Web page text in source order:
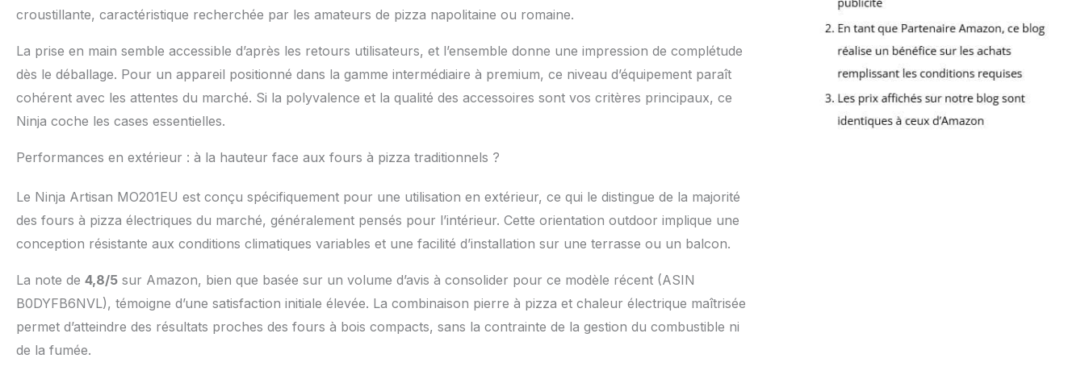
croustillante, caractéristique recherchée par les amateurs de pizza napolitaine ou romaine.
La prise en main semble accessible d’après les retours utilisateurs, et l’ensemble donne une impression de complétude
dès le déballage. Pour un appareil positionné dans la gamme intermédiaire à premium, ce niveau d’équipement paraît
cohérent avec les attentes du marché. Si la polyvalence et la qualité des accessoires sont vos critères principaux, ce
Ninja coche les cases essentielles.
Performances en extérieur : à la hauteur face aux fours à pizza traditionnels ?
Le Ninja Artisan MO201EU est conçu spécifiquement pour une utilisation en extérieur, ce qui le distingue de la majorité
des fours à pizza électriques du marché, généralement pensés pour l’intérieur. Cette orientation outdoor implique une
conception résistante aux conditions climatiques variables et une facilité d’installation sur une terrasse ou un balcon.
La note de 4,8/5 sur Amazon, bien que basée sur un volume d’avis à consolider pour ce modèle récent (ASIN
B0DYFB6NVL), témoigne d’une satisfaction initiale élevée. La combinaison pierre à pizza et chaleur électrique maîtrisée
permet d’atteindre des résultats proches des fours à bois compacts, sans la contrainte de la gestion du combustible ni
de la fumée.